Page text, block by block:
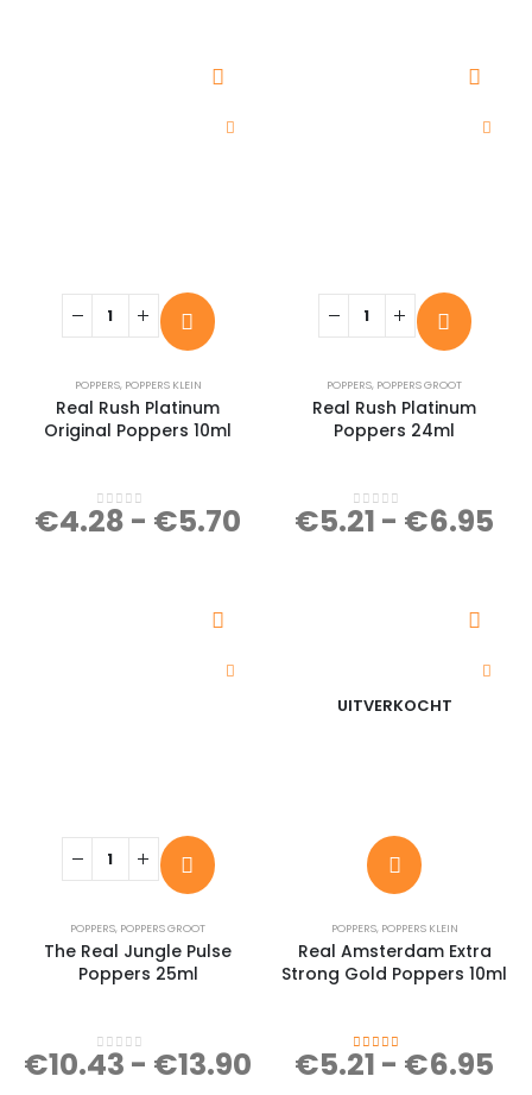
POPPERS, POPPERS KLEIN
Real Rush Platinum
Original Poppers 10ml
0out of 5
€4.28 - €5.70
POPPERS, POPPERS GROOT
Real Rush Platinum
Poppers 24ml
0out of 5
€5.21 - €6.95
POPPERS, POPPERS GROOT
The Real Jungle Pulse
Poppers 25ml
0 out of 5
€10.43 - €13.90
UITVERKOCHT
POPPERS, POPPERS KLEIN
Real Amsterdam Extra
Strong Gold Poppers 10ml
5.00out of 5
€5.21 - €6.95